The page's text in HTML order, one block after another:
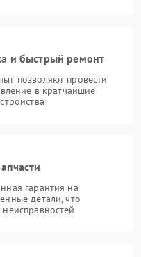
и быстрый ремонт
позволяют провести
в кратчайшие
гарантия на
детали, что